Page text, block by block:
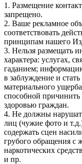
1. Размещение
запрещено.
2. Ваше рекламное
соответствовать
принципам нашего
3. Нельзя размещать
характера: услугах,
гаданием;
в заблуждение и
материального
способной
здоровью граждан.
4. Не должны
лиц (чужие фото и
содержать сцен
грубого обращения с
наркотических
и пр.